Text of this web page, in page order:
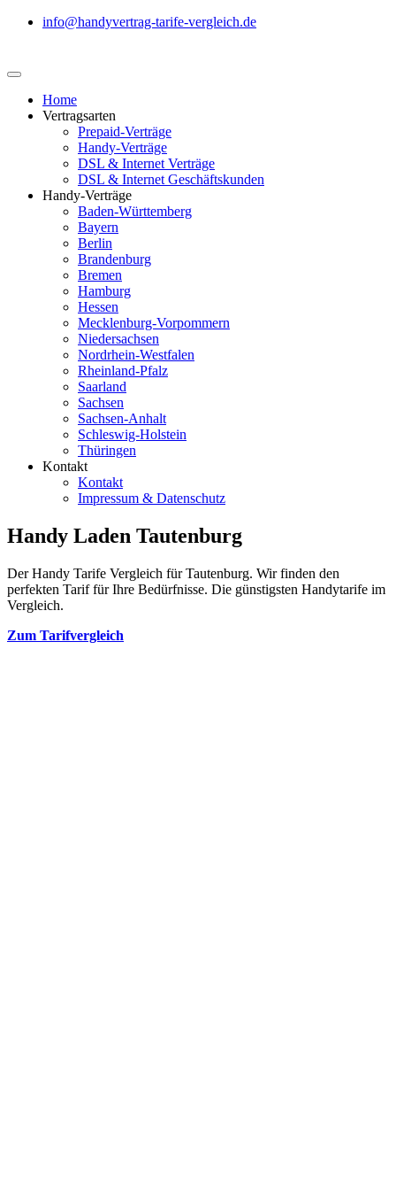
info@handyvertrag-tarife-vergleich.de
Home
Vertragsarten
Prepaid-Verträge
Handy-Verträge
DSL & Internet Verträge
DSL & Internet Geschäftskunden
Handy-Verträge
Baden-Württemberg
Bayern
Berlin
Brandenburg
Bremen
Hamburg
Hessen
Mecklenburg-Vorpommern
Niedersachsen
Nordrhein-Westfalen
Rheinland-Pfalz
Saarland
Sachsen
Sachsen-Anhalt
Schleswig-Holstein
Thüringen
Kontakt
Kontakt
Impressum & Datenschutz
Handy Laden Tautenburg
Der Handy Tarife Vergleich für Tautenburg. Wir finden den
perfekten Tarif für Ihre Bedürfnisse. Die günstigsten Handytarife im
Vergleich.
Zum Tarifvergleich